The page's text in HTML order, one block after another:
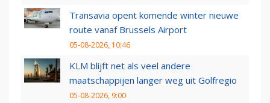
Transavia opent komende winter nieuwe
route vanaf Brussels Airport
05-08-2026, 10:46
KLM blijft net als veel andere
maatschappijen langer weg uit Golfregio
05-08-2026, 9:00